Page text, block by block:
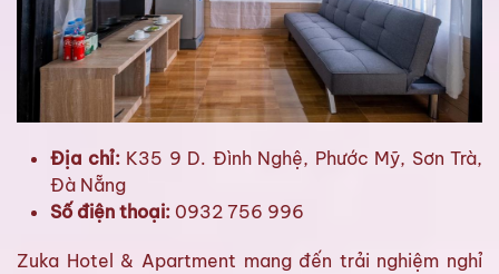
Địa chỉ:K35 9 D. Đình Nghệ, Phước Mỹ, Sơn Trà,
Đà Nẵng
Số điện thoại: 0932 756 996
Zuka Hotel & Apartment mang đến trải nghiệm nghỉ